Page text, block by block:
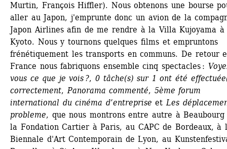
Murtin, François Hiffler). Nous obtenons une bourse
aller au Japon, j'emprunte donc un avion de la
Japon Airlines afin de me rendre à la Villa Kujoyama à
Kyoto. Nous y tournons quelques films et empruntons
frénétiquement les transports en communs. De retour
France nous fabriquons ensemble cinq spectacles :
vous ce que je vois ?, 0 tâche(s) sur 1 ont été
correctement, Panorama commenté, 5ème forum
international du cinéma d’entreprise et Les
probleme, que nous montrons entre autre à
la Fondation Cartier à Paris, au CAPC de Bordeaux, à
Biennale d'Art Contemporain de Lyon, au